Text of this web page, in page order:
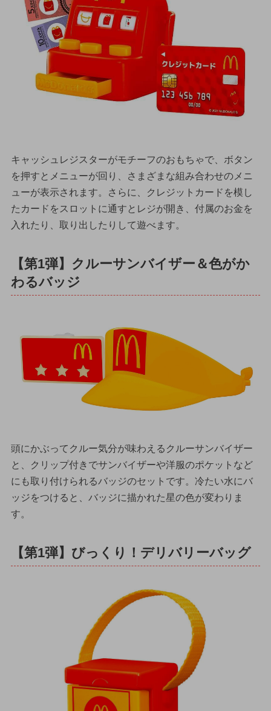
キャッシュレジスターがモチーフのおもちゃで、ボタン
を押すとメニューが回り、さまざまな組み合わせのメニ
ューが表示されます。さらに、クレジットカードを模し
たカードをスロットに通すとレジが開き、付属のお金を
入れたり、取り出したりして遊べます。
【第1弾】クルーサンバイザー＆色がか
わるバッジ
頭にかぶってクルー気分が味わえるクルーサンバイザー
と、クリップ付きでサンバイザーや洋服のポケットなど
にも取り付けられるバッジのセットです。冷たい水にバ
ッジをつけると、バッジに描かれた星の色が変わりま
す。
【第1弾】びっくり！デリバリーバッグ